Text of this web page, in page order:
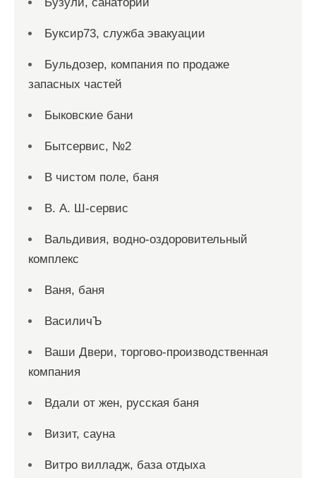
Буксир73, служба эвакуации
Бульдозер, компания по продаже
запасных частей
Быковские бани
Бытсервис, №2
В чистом поле, баня
В. А. Ш-сервис
Вальдивия, водно-оздоровительный
комплекс
Ваня, баня
ВасиличЪ
Ваши Двери, торгово-производственная
компания
Вдали от жен, русская баня
Визит, сауна
Витро вилладж, база отдыха